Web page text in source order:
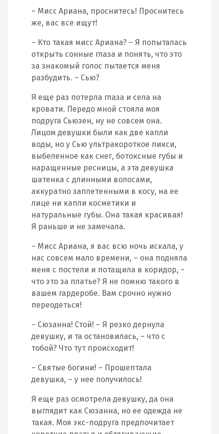
– Мисс Ариана, проснитесь! Проснитесь
же, вас все ищут!
– Кто такая мисс Ариана? – Я попыталась
открыть сонные глаза и понять, что это
за знакомый голос пытается меня
разбудить. – Сью?
Я еще раз потерла глаза и села на
кровати. Передо мной стояла моя
подруга Сьюзен, ну не совсем она.
Лицом девушки были как две капли
воды, но у Сью ультракороткое пикси,
выбеленное как снег, ботоксные губы и
наращенные ресницы, а эта девушка
шатенка с длинными волосами,
аккуратно заплетенными в косу, на ее
лице ни капли косметики и
натуральные губы. Она такая красивая!
Я раньше и не замечала.
– Мисс Ариана, я вас всю ночь искала, у
нас совсем мало времени, – она подняла
меня с постели и потащила в коридор, –
что это за платье? Я не помню такого в
вашем гардеробе. Вам срочно нужно
переодеться!
– Сюзанна! Стой! – Я резко дернула
девушку, и та остановилась, – что с
тобой? Что тут происходит!
– Святые богини! – Прошептала
девушка, – у нее получилось!
Я еще раз осмотрела девушку, да она
выглядит как Сюзанна, но ее одежда не
такая. Моя экс-подруга предпочитает